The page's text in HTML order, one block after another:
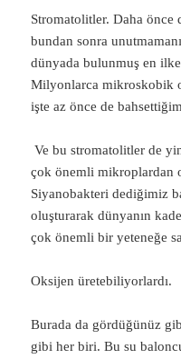
Stromatolitler. Daha
bundan sonra
dünyada bulunmuş en
Milyonlarca mikroskobik
işte az önce de
Ve bu stromatolitler de
çok önemli mikroplardan
Siyanobakteri dediğimiz
oluşturarak dünyanın
çok önemli bir yeteneğe
Oksijen üretebiliyorlardı.
Burada da gördüğünüz
gibi her biri. Bu su